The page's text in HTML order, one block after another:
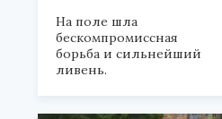
На поле шла
бескомпромиссная
борьба и сильнейший
ливень.